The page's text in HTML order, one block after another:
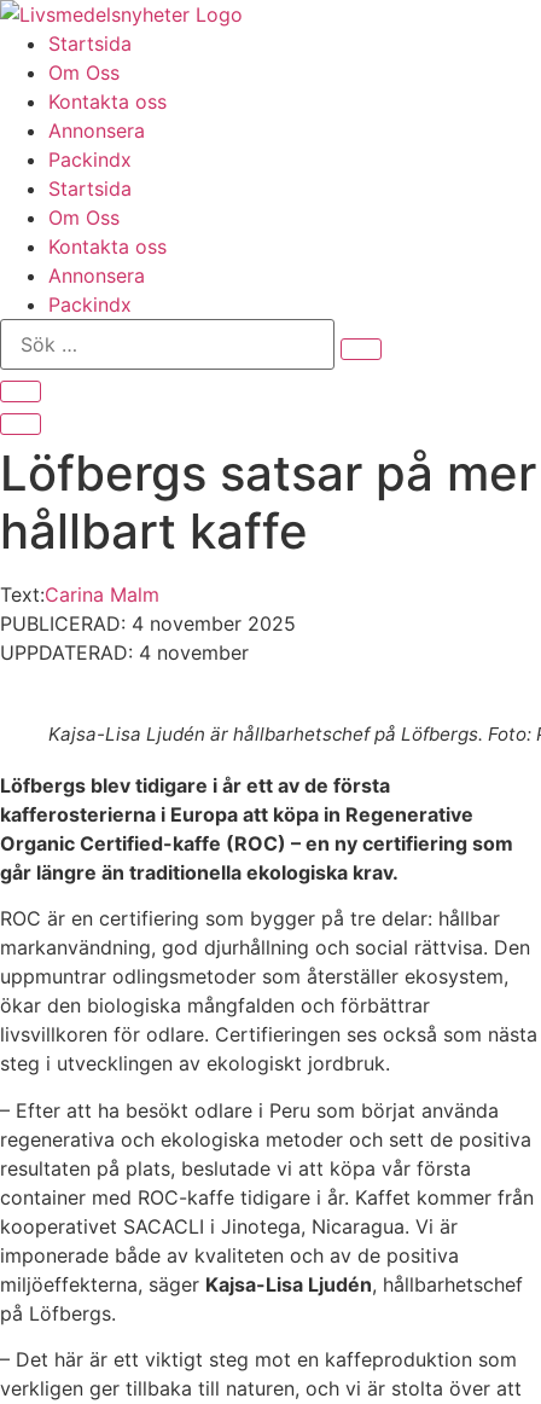
Hoppa
innehåll
Startsida
Om Oss
Kontakta oss
Annonsera
Packindx
Startsida
Om Oss
Kontakta oss
Annonsera
Packindx
Sök
Löfbergs satsar på mer
hållbart kaffe
Text:Carina Malm
PUBLICERAD: 4 november 2025
UPPDATERAD: 4 november
Kajsa-Lisa Ljudén är hållbarhetschef på Löfbergs. Foto:
Löfbergs blev tidigare i år ett av de första
kafferosterierna i Europa att köpa in Regenerative
Organic Certified-kaffe (ROC) – en ny certifiering som
går längre än traditionella ekologiska krav.
ROC är en certifiering som bygger på tre delar: hållbar
markanvändning, god djurhållning och social rättvisa. Den
uppmuntrar odlingsmetoder som återställer ekosystem,
ökar den biologiska mångfalden och förbättrar
livsvillkoren för odlare. Certifieringen ses också som nästa
steg i utvecklingen av ekologiskt jordbruk.
– Efter att ha besökt odlare i Peru som börjat använda
regenerativa och ekologiska metoder och sett de positiva
resultaten på plats, beslutade vi att köpa vår första
container med ROC-kaffe tidigare i år. Kaffet kommer från
kooperativet SACACLI i Jinotega, Nicaragua. Vi är
imponerade både av kvaliteten och av de positiva
miljöeffekterna, säger Kajsa-Lisa Ljudén, hållbarhetschef
på Löfbergs.
– Det här är ett viktigt steg mot en kaffeproduktion som
verkligen ger tillbaka till naturen, och vi är stolta över att